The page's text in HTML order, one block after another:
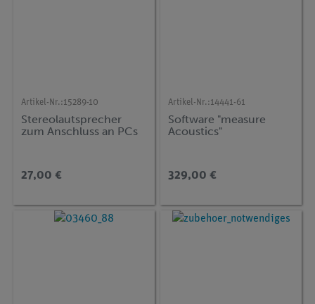
Artikel-Nr.:15289-10
Stereolautsprecher
zum Anschluss an PCs
27,00 €
Artikel-Nr.:14441-61
Software "measure
Acoustics"
329,00 €